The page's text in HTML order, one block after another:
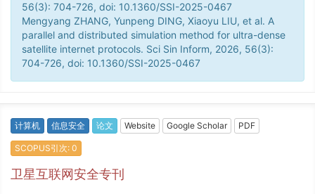
56(3): 704-726, doi: 10.1360/SSI-2025-0467
Mengyang ZHANG, Yunpeng DING, Xiaoyu LIU, et al. A
parallel and distributed simulation method for ultra-dense
satellite internet protocols. Sci Sin Inform, 2026, 56(3):
704-726, doi: 10.1360/SSI-2025-0467
计算机 信息安全 论文 Website Google Scholar PDF
SCOPUS引次: 0
卫星互联网安全专刊